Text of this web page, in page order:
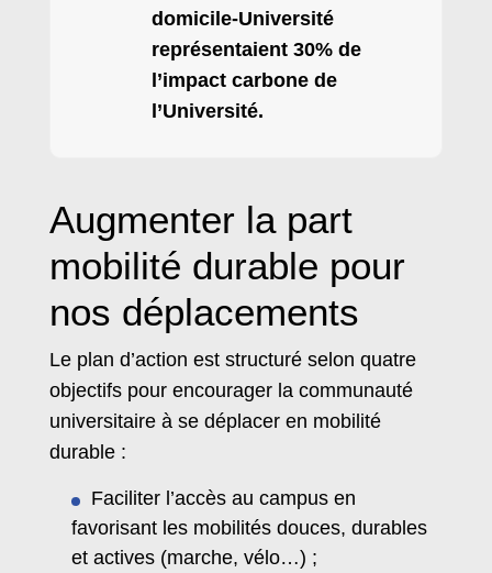
domicile-Université
représentaient 30% de
l’impact carbone de
l’Université.
Augmenter la part
mobilité durable pour
nos déplacements
Le plan d’action est structuré selon quatre
objectifs pour encourager la communauté
universitaire à se déplacer en mobilité
durable :
Faciliter l’accès au campus en
favorisant les mobilités douces, durables
et actives (marche, vélo…) ;